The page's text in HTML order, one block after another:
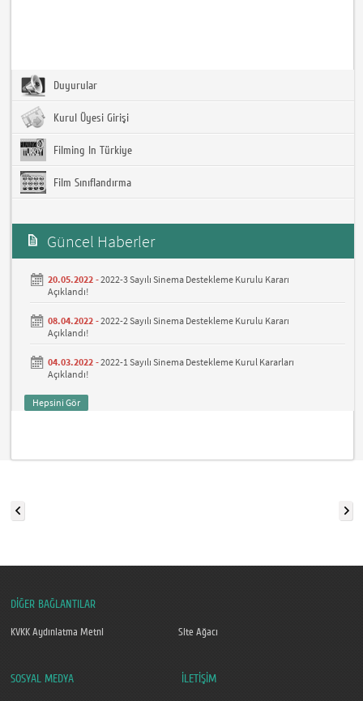
Duyurular
Kurul Üyesi Girişi
Filming In Türkiye
Film Sınıflandırma
Güncel Haberler
20.05.2022 -2022-3 Sayılı Sinema Destekleme Kurulu Kararı
Açıklandı!
08.04.2022 -2022-2 Sayılı Sinema Destekleme Kurulu Kararı
Açıklandı!
04.03.2022 -2022-1 Sayılı Sinema Destekleme Kurul Kararları
Açıklandı!
Hepsini Gör
DİĞER BAĞLANTILAR
KVKK Aydınlatma Metni Site Ağacı
SOSYAL MEDYA İLETİŞİM